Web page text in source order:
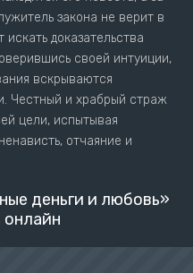
закона не верит в
доказательства
своей интуиции,
вскрываются
Честный и храбрый страж
цели, испытывая
отчаяние и
деньги и любовь»